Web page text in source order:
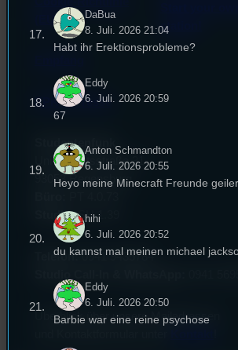
(EU)
EPK & Presse
station!
Studentenfunk
Universitätsstraße 31
93053 Regensburg
Studio:SH 1.39
Telefon:0941 9435784
Überblick über unsere Mailadressen
DaBua
8. Juli. 2026 21:04
Habt ihr Erektionsprobleme?
Eddy
6. Juli. 2026 20:59
67
Anton Schmandton
6. Juli. 2026 20:55
Heyo meine Minecraft Freunde
hihi
6. Juli. 2026 20:52
du kannst mal meinen michael
Eddy
6. Juli. 2026 20:50
Barbie war eine reine psychose